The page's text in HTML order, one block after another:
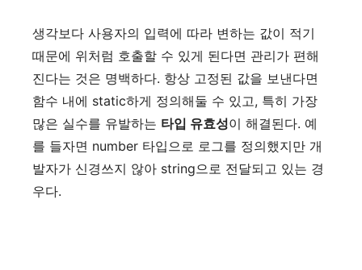
생각보다 사용자의 입력에 따라 변하는 값이 적기
때문에 위처럼 호출할 수 있게 된다면 관리가 편해
진다는 것은 명백하다. 항상 고정된 값을 보낸다면
함수 내에 static하게 정의해둘 수 있고, 특히 가장
많은 실수를 유발하는 타입 유효성이 해결된다. 예
를 들자면 number 타입으로 로그를 정의했지만 개
발자가 신경쓰지 않아 string으로 전달되고 있는 경
우다.